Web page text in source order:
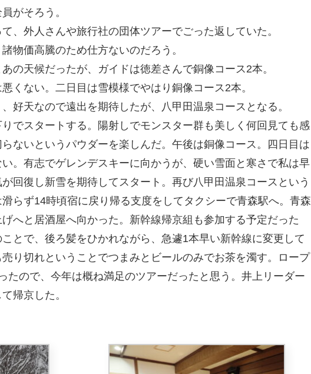
がそろう。
、外人さんや旅行社の団体ツアーでごった返していた。
物価高騰のため仕方ないのだろう。
の天候だったが、ガイドは徳差さんで銅像コース2本。
くない。二日目は雪模様でやはり銅像コース2本。
好天なので遠出を期待したが、八甲田温泉コースとなる。
でスタートする。陽射しでモンスター群も美しく何回見ても感
ないというパウダーを楽しんだ。午後は銅像コース。四日目は
。有志でゲレンデスキーに向かうが、硬い雪面と寒さで私は早
回復し新雪を期待してスタート。再び八甲田温泉コースという
らず14時頃宿に戻り帰る支度をしてタクシーで青森駅へ。青森
へと居酒屋へ向かった。新幹線帰京組も参加する予定だった
とで、後ろ髪をひかれながら、急遽1本早い新幹線に変更して
り切れということでつまみとビールのみでお茶を濁す。ロープ
たので、今年は概ね満足のツアーだったと思う。井上リーダー
帰京した。